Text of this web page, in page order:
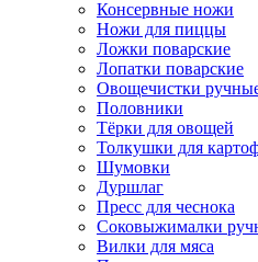
Консервные ножи
Ножи для пиццы
Ложки поварские
Лопатки поварские
Овощечистки
Половники
Тёрки для овощей
Толкушки для
Шумовки
Дуршлаг
Пресс для чеснока
Соковыжималки
Вилки для мяса